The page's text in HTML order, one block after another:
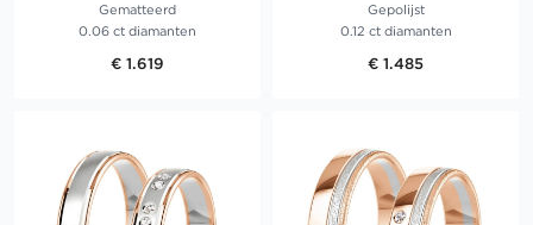
Gematteerd
0.06 ct diamanten
€ 1.619
Gepolijst
0.12 ct diamanten
€ 1.485